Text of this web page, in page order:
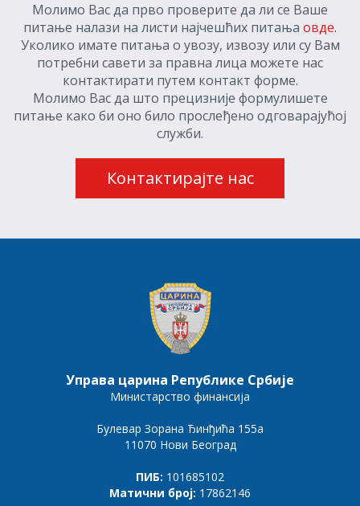
Молимо Вас да прво проверите да ли се Ваше
питање налази на листи најчешћих питања овде.
Уколико имате питања о увозу, извозу или су Вам
потребни савети за правна лица можете нас
контактирати путем контакт форме.
Молимо Вас да што прецизније формулишете
питање како би оно било прослеђено одговарајућој
служби.
Контактирајте нас
Управа царина Републике Србије
Министарство финансија
Булевар Зорана Ђинђића 155а
11070 Нови Београд
ПИБ: 101685102
Матични број: 17862146